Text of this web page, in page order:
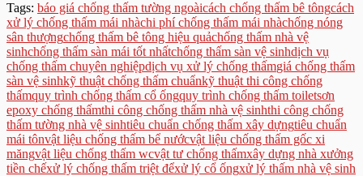
Tags: báo giá chống thấm tường ngoàicách chống thấm bê tôngcách
xử lý chống thấm mái nhàchi phí chống thấm mái nhàchống nóng
sân thượngchống thấm bê tông hiệu quảchống thấm nhà vệ
sinhchống thấm sàn mái tốt nhấtchống thấm sàn vệ sinhdịch vụ
chống thấm chuyên nghiệpdịch vụ xử lý chống thấmgiá chống thấm
sàn vệ sinhkỹ thuật chống thấm chuẩnkỹ thuật thi công chống
thấmquy trình chống thấm cổ ốngquy trình chống thấm toiletsơn
epoxy chống thấmthi công chống thấm nhà vệ sinhthi công chống
thấm tường nhà vệ sinhtiêu chuẩn chống thấm xây dựngtiêu chuẩn
mái tônvật liệu chống thấm bể nướcvật liệu chống thấm gốc xi
măngvật liệu chống thấm wcvật tư chống thấmxây dựng nhà xưởng
tiền chếxử lý chống thấm triệt đểxử lý cổ ốngxử lý thấm nhà vệ sinh